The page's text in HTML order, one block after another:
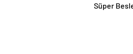
Süper